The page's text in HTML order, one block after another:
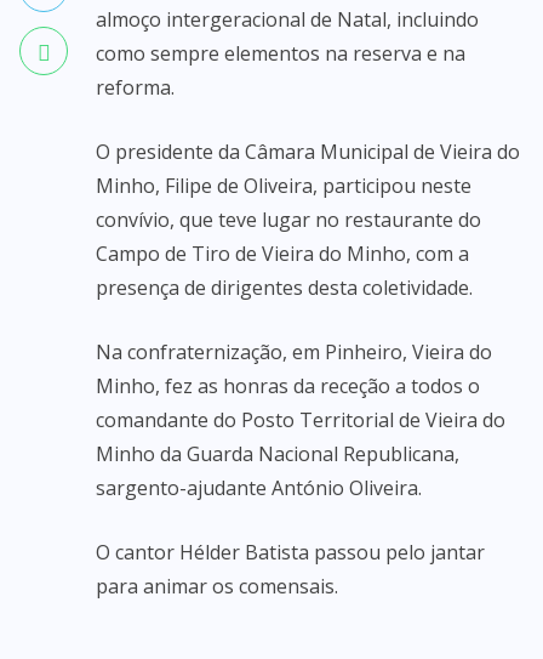
almoço intergeracional de Natal, incluindo
como sempre elementos na reserva e na
reforma.
O presidente da Câmara Municipal de Vieira do
Minho, Filipe de Oliveira, participou neste
convívio, que teve lugar no restaurante do
Campo de Tiro de Vieira do Minho, com a
presença de dirigentes desta coletividade.
Na confraternização, em Pinheiro, Vieira do
Minho, fez as honras da receção a todos o
comandante do Posto Territorial de Vieira do
Minho da Guarda Nacional Republicana,
sargento-ajudante António Oliveira.
O cantor Hélder Batista passou pelo jantar
para animar os comensais.